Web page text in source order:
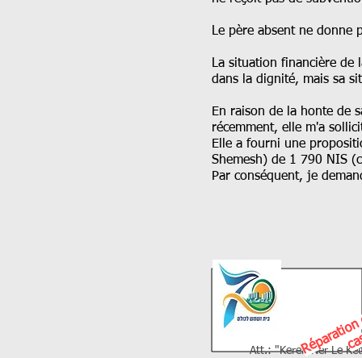
Le père absent ne donne
La situation financière de
dans la dignité, mais sa
En raison de la honte de
récemment, elle m'a
Elle a fourni une
Shemesh) de 1 790 NIS
Par conséquent, je
Att.: "Keren Ner Le